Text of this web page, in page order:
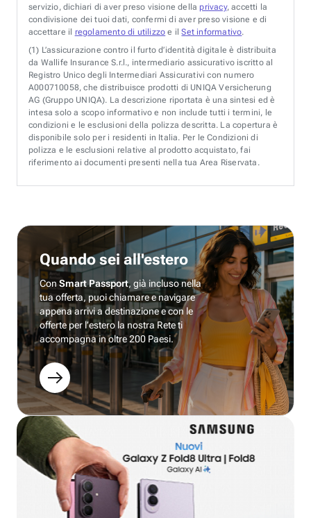
servizio, dichiari di aver preso visione della privacy, accetti la
condivisione dei tuoi dati, confermi di aver preso visione e di
accettare il regolamento di utilizzo e ilSet informativo.
(1) L’assicurazione contro il furto d’identità digitale è distribuita
da Wallife Insurance S.r.l., intermediario assicurativo iscritto al
Registro Unico degli Intermediari Assicurativi con numero
A000710058, che distribuisce prodotti di UNIQA Versicherung
AG (Gruppo UNIQA). La descrizione riportata è una sintesi ed è
intesa solo a scopo informativo e non include tutti i termini, le
condizioni e le esclusioni della polizza descritta. La copertura è
disponibile solo per i residenti in Italia. Per le Condizioni di
polizza e le esclusioni relative al prodotto acquistato, fai
riferimento ai documenti presenti nella tua Area Riservata.
Quando sei all'estero
ConSmart Passport, già incluso nella
tua offerta, puoi chiamare e navigare
appena arrivi a destinazione e con le
offerte per l’estero la nostra Rete ti
accompagna in oltre 200 Paesi.